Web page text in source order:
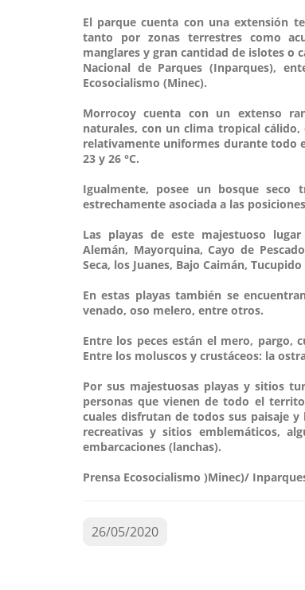
El parque cuenta con una extensión
tanto por zonas terrestres como
manglares y gran cantidad de islotes o
Nacional de Parques (Inparques),
Ecosocialismo (Minec).
Morrocoy cuenta con un extenso
naturales, con un clima tropical
relativamente uniformes durante todo
23 y 26 °C.
Igualmente, posee un bosque seco
estrechamente asociada a las
Las playas de este majestuoso
Alemán, Mayorquina, Cayo de
Seca, los Juanes, Bajo Caimán, Tucupido
En estas playas también se
venado, oso melero, entre otros.
Entre los peces están el mero, pargo,
Entre los moluscos y crustáceos: la
Por sus majestuosas playas y sitios
personas que vienen de todo el
cuales disfrutan de todos sus paisaje
recreativas y sitios emblemáticos,
embarcaciones (lanchas).
Prensa Ecosocialismo )Minec)/
26/05/2020